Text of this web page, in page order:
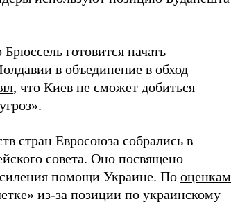
Брюссель готовится начать
в объединение в обход
, что Киев не сможет добиться
стран Евросоюза собрались в
совета. Оно посвящено
помощи Украине. По оценкам
из-за позиции по украинскому